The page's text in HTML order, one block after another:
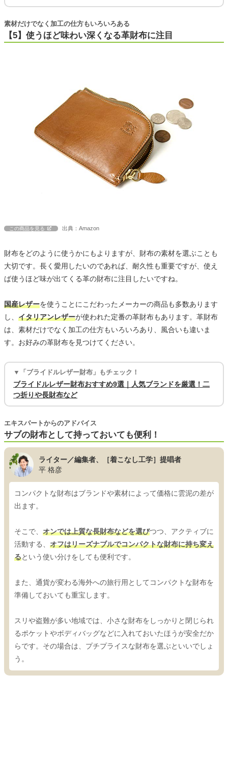
【5】使うほど味わい深くなる革財布に注目
素材だけでなく加工の仕方もいろいろある
この商品を見る 出典：Amazon
財布をどのように使うかにもよりますが、財布の素材を選ぶことも
大切です。長く愛用したいのであれば、耐久性も重要ですが、使え
ば使うほど味が出てくる革の財布に注目したいですね。
国産レザーを使うことにこだわったメーカーの商品も多数あります
し、 イタリアンレザーが使われた定番の革財布もあります。革財布
は、素材だけでなく加工の仕方もいろいろあり、風合いも違いま
す。お好みの革財布を見つけてください。
▼「ブライドルレザー財布」もチェック！
ブライドルレザー財布おすすめ9選｜人気ブランドを厳選！二
つ折りや長財布など
サブの財布として持っておいても便利！
エキスパートからのアドバイス
ライター／編集者、［着こなし工学］提唱者
平 格彦
コンパクトな財布はブランドや素材によって価格に雲泥の差が
出ます。
そこで、 オンでは上質な長財布などを選びつつ、アクティブに
活動する、 オフはリーズナブルでコンパクトな財布に持ち変え
るという使い分けをしても便利です。
また、通貨が変わる海外への旅行用としてコンパクトな財布を
準備しておいても重宝します。
スリや盗難が多い地域では、小さな財布をしっかりと閉じられ
るポケットやボディバッグなどに入れておいたほうが安全だか
らです。その場合は、プチプライスな財布を選ぶといいでしょ
う。